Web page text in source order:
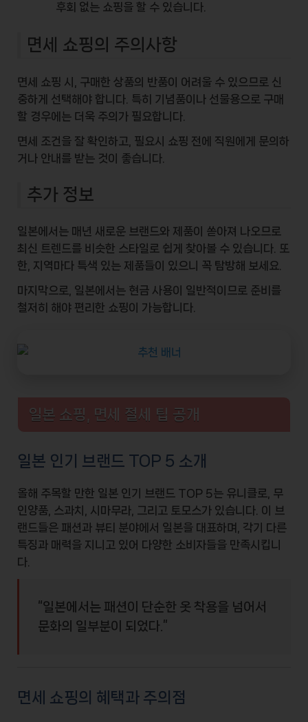
후회 없는 쇼핑을 할 수 있습니다.
면세 쇼핑의 주의사항
면세 쇼핑 시, 구매한 상품의 반품이 어려울 수 있으므로 신
중하게 선택해야 합니다. 특히 기념품이나 선물용으로 구매
할 경우에는 더욱 주의가 필요합니다.
면세 조건을 잘 확인하고, 필요시 쇼핑 전에 직원에게 문의하
거나 안내를 받는 것이 좋습니다.
추가 정보
일본에서는 매년 새로운 브랜드와 제품이 쏟아져 나오므로
최신 트렌드를 비슷한 스타일로 쉽게 찾아볼 수 있습니다. 또
한, 지역마다 특색 있는 제품들이 있으니 꼭 탐방해 보세요.
마지막으로, 일본에서는 현금 사용이 일반적이므로 준비를
철저히 해야 편리한 쇼핑이 가능합니다.
일본 쇼핑, 면세 절세 팁 공개
일본 인기 브랜드 TOP 5 소개
올해 주목할 만한 일본 인기 브랜드 TOP 5는 유니클로, 무
인양품, 스과치, 시마무라, 그리고 토모스가 있습니다. 이 브
랜드들은 패션과 뷰티 분야에서 일본을 대표하며, 각기 다른
특징과 매력을 지니고 있어 다양한 소비자들을 만족시킵니
다.
“일본에서는 패션이 단순한 옷 착용을 넘어서
문화의 일부분이 되었다.”
면세 쇼핑의 혜택과 주의점